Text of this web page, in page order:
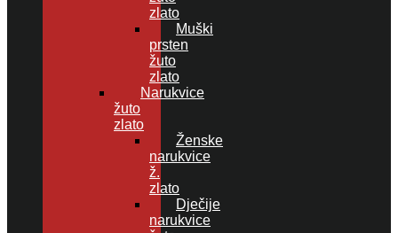
zlato
Muški
prsten
žuto
zlato
Narukvice
žuto
zlato
Ženske
narukvice
ž.
zlato
Dječije
narukvice